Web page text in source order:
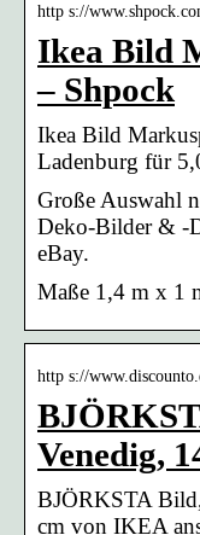
http s://
Ikea Bild
– Shpock
Ikea Bild
Ladenburg für
Große Auswahl
Deko-Bilder & -
eBay.
Maße 1,4 m x 1
http s://
Venedig,
BJÖRKSTA
cm von IKEA